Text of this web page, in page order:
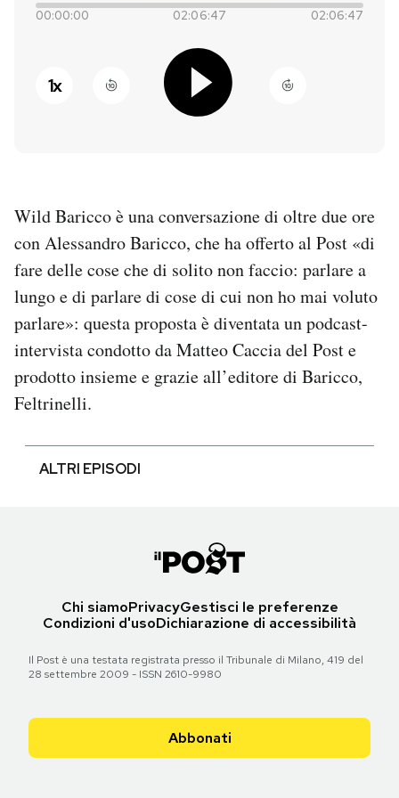
NEWSLETTER
SHOP
CALENDARIO
AREA PERSONALE
00:00:00 02:06:47 02:06:47
1x
Wild Baricco è una conversazione di oltre due ore
con Alessandro Baricco, che ha offerto al Post «di
fare delle cose che di solito non faccio: parlare a
lungo e di parlare di cose di cui non ho mai voluto
parlare»: questa proposta è diventata un podcast-
intervista condotto da Matteo Caccia del Post e
prodotto insieme e grazie all’editore di Baricco,
Feltrinelli.
ALTRI EPISODI
Chi siamoPrivacyGestisci le preferenze
Condizioni d'usoDichiarazione di accessibilità
Il Post è una testata registrata presso il Tribunale di Milano, 419 del
28 settembre 2009 - ISSN 2610-9980
Abbonati